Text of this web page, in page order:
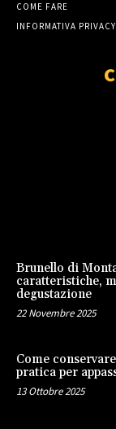
COME FARE
INFORMATIVA PRIVACY
Brunello di
caratteristiche,
degustazione
22 Novembre 2025
Come
pratica per
13 Ottobre 2025